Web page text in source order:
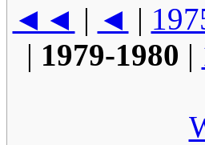
◄◄ | ◄ |
| 1979-1980 |